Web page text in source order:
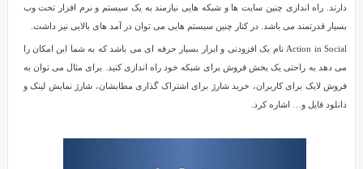
دارند. راه اندازی چنین سایت ها و شبکه هایی نیازمند به یک سیستم و نرم افزار تحت وب
بسیار قدرتمند می باشد. در کنار چنین سیستم هایی می توان در آمد های بالایی نیز داشت.
Action in Social نام یک افزودنی و ابزار بسیار حرفه ای می باشد که به شما این امکان را
می دهد به راحتی یک بخش فروش برای شبکه خود راه اندازی کنید. برای مثال می توان به
فروش لایک برای کاربران، خرید شارژ برای اشتراک گذاری مطابشان، شارژ نمایش لینک و
دانلود فایل و… اشاره کرد.